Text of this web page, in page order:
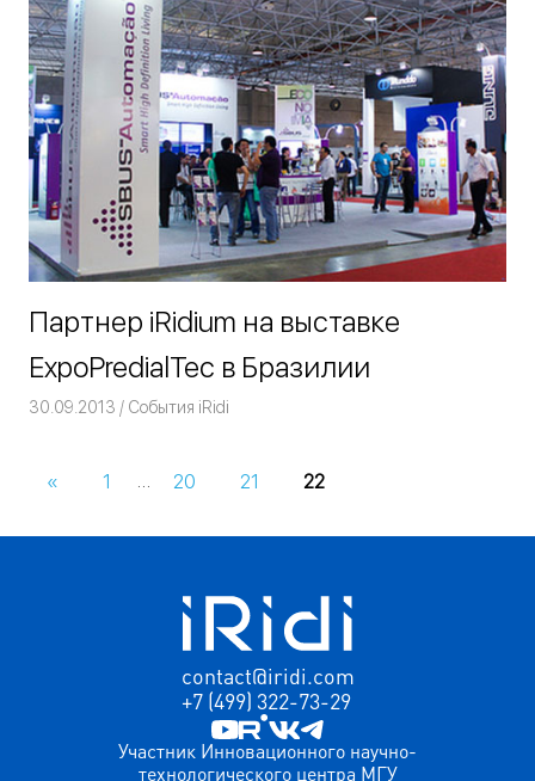
Партнер iRidium на выставке
ExpoPredialTec в Бразилии
30.09.2013 Команда iRidium mobile
События iRidi
« Предыдущие
1 … 20 21 22
contact@iridi.com
+7 (499) 322-73-29
Участник Инновационного научно-
технологического центра МГУ